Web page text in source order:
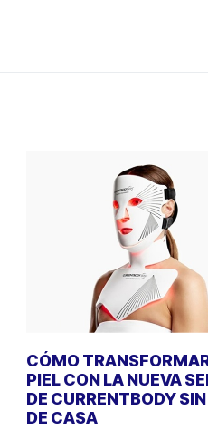
CÓMO
PIEL CON LA NUEVA
DE CURRENTBODY
DE CASA